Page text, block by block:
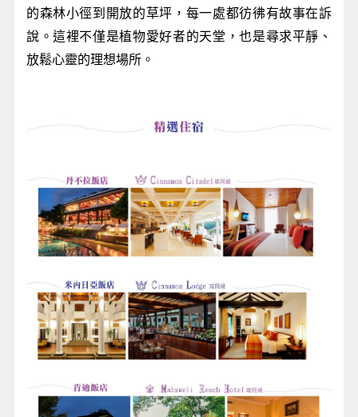
的森林小徑到開放的草坪，每一處都彷彿有故事在訴
說。這裡不僅是植物愛好者的天堂，也是尋求平靜、
放鬆心靈的理想場所。